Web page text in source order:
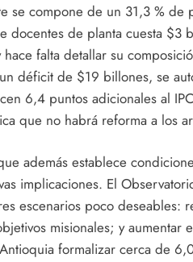
se compone de un 31,3 % de
docentes de planta cuesta
hace falta detallar su
déficit de $19 billones, se
6,4 puntos adicionales al
que no habrá reforma a los
además establece
implicaciones. El
escenarios poco deseables:
misionales; y aumentar
formalizar cerca de